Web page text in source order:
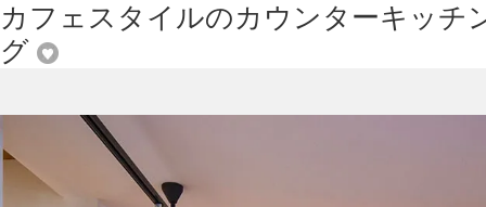
カフェスタイルのカウンターキッチ
グ